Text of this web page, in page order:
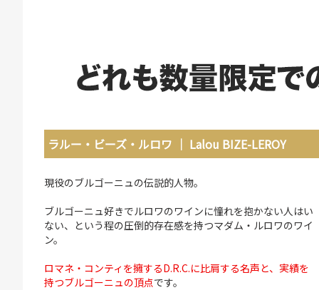
ラルー・ビーズ・ルロワ ｜ Lalou BIZE-LEROY
現役のブルゴーニュの伝説的人物。
ブルゴーニュ好きでルロワのワインに憧れを抱かない人はい
ない、という程の圧倒的存在感を持つマダム・ルロワのワイ
ン。
ロマネ・コンティを擁するD.R.C.に比肩する名声と、実績を
持つブルゴーニュの頂点です。